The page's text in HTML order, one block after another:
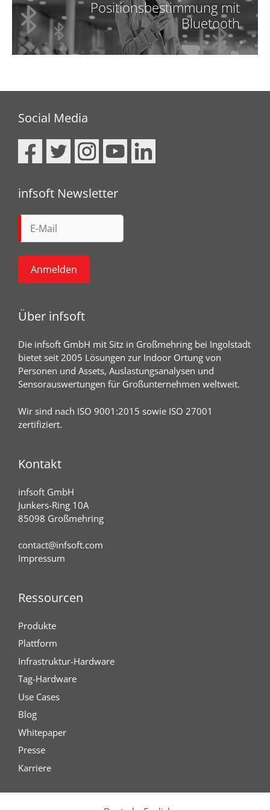
Positionsbestimmung mit
Bluetooth
Social Media
infsoft Newsletter
Über infsoft
Die infsoft GmbH mit Sitz in Großmehring bei Ingolstadt
bietet seit 2005 Lösungen zur Indoor Ortung von
Personen und Assets, Auslastungsanalysen und
Sensorauswertungen für Großunternehmen weltweit.
Wir sind nach ISO 9001:2015 sowie ISO 27001
zertifiziert.
Kontakt
infsoft GmbH
Junkers-Ring 10A
85098 Großmehring
contact@infsoft.com
Impressum
Ressourcen
Produkte
Plattform
Infrastruktur-Hardware
Tag-Hardware
Use Cases
Blog
Whitepaper
Presse
Karriere